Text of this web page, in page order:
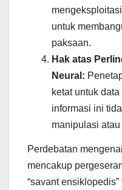
untuk
paksaan.
Hak atas
Neural:
ketat untuk
informasi ini
manipulasi
Perdebatan
mencakup
“savant